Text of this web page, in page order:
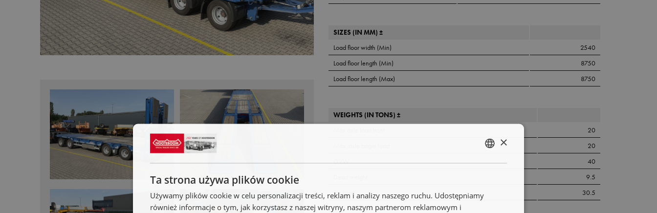
SIZES (IN MM) ±
Load floor width (Min)
2540
Load floor length (Min)
8750
Load floor length (Max)
8750
WEIGHTS (IN TONS) ±
20
20
GVW
40
9.5
Payload
30.5
×
Ta strona używa plików cookie
Używamy plików cookie w celu personalizacji treści, reklam i analizy naszego ruchu. Udostępniamy
również informacje o tym, jak korzystasz z naszej witryny, naszym partnerom reklamowym i